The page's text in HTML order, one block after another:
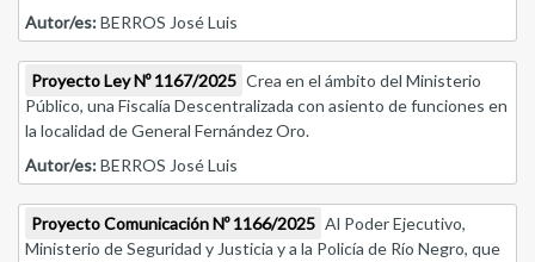
Autor/es:BERROS José Luis
Proyecto Ley Nº 1167/2025 Crea en el ámbito del Ministerio
Público, una Fiscalía Descentralizada con asiento de funciones en
la localidad de General Fernández Oro.
Autor/es:BERROS José Luis
Proyecto Comunicación Nº 1166/2025 Al Poder Ejecutivo,
Ministerio de Seguridad y Justicia y a la Policía de Río Negro, que